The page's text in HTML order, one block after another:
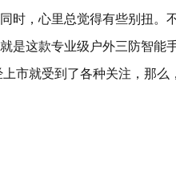
时，心里总觉得有些别扭。
是这款专业级户外三防智
市就受到了各种关注，那么